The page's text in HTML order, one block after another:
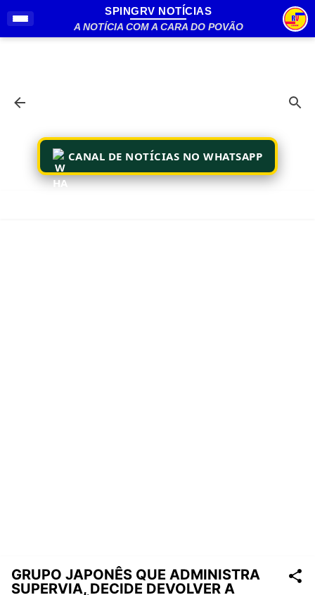
Pular para o conteúdo principal
SPINGRV NOTÍCIAS
A NOTÍCIA COM A CARA DO POVÃO
CANAL DE NOTÍCIAS NO WHATSAPP
GRUPO JAPONÊS QUE ADMINISTRA
SUPERVIA, DECIDE DEVOLVER A